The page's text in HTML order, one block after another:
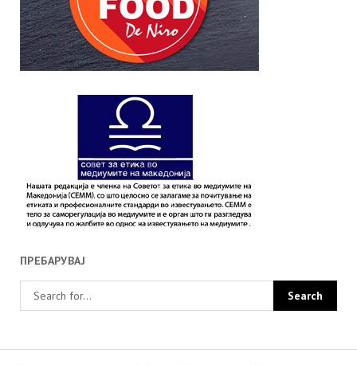
ПРЕБАРУВАЈ